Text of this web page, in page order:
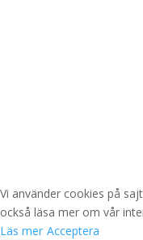
Vi använder cookies på
också läsa mer om vår
Läs mer Acceptera